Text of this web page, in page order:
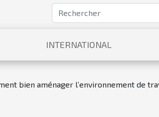
INTERNATIONAL
bien aménager l’environnement de